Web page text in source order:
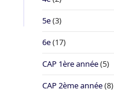
5e(3)
6e(17)
CAP 1ère année(5)
CAP 2ème année(8)